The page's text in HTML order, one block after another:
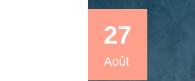
27
Août